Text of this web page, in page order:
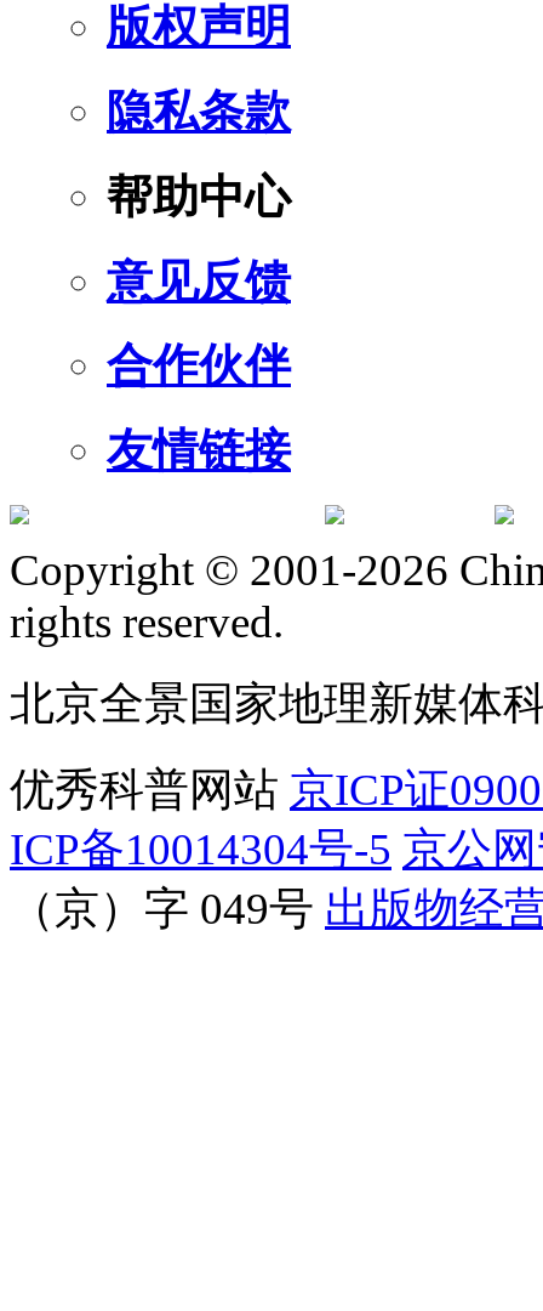
版权声明
隐私条款
帮助中心
意见反馈
合作伙伴
友情链接
Copyright © 2001-2026
rights reserved.
北京全景国家地理新媒体
优秀科普网站 京ICP证
ICP备10014304号-5 京公
（京）字 049号 出版物经